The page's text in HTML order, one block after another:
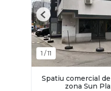
1 /11
Previous
Spatiu comercial
zona Sun